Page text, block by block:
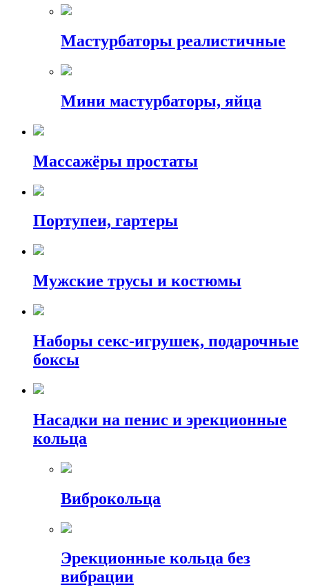
Мастурбаторы реалистичные
Мини мастурбаторы, яйца
Массажёры простаты
Портупеи, гартеры
Мужские трусы и костюмы
Наборы секс-игрушек, подарочные
боксы
Насадки на пенис и эрекционные
кольца
Виброкольца
Эрекционные кольца без
вибрации